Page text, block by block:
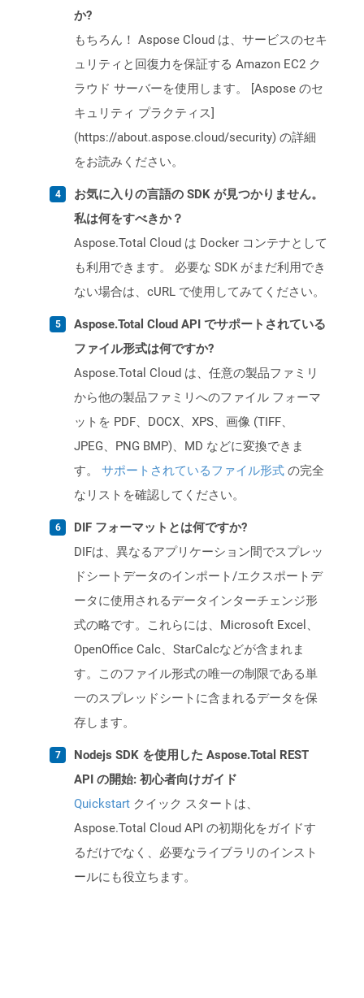
か?
もちろん！ Aspose Cloud は、サービスのセキ
ュリティと回復力を保証する Amazon EC2 ク
ラウド サーバーを使用します。 [Aspose のセ
キュリティ プラクティス]
(https://about.aspose.cloud/security) の詳細
をお読みください。
お気に入りの言語の SDK が見つかりません。
私は何をすべきか？
Aspose.Total Cloud は Docker コンテナとして
も利用できます。 必要な SDK がまだ利用でき
ない場合は、cURL で使用してみてください。
Aspose.Total Cloud API でサポートされている
ファイル形式は何ですか?
Aspose.Total Cloud は、任意の製品ファミリ
から他の製品ファミリへのファイル フォーマ
ットを PDF、DOCX、XPS、画像 (TIFF、
JPEG、PNG BMP)、MD などに変換できま
す。 サポートされているファイル形式 の完全
なリストを確認してください。
DIF フォーマットとは何ですか?
DIFは、異なるアプリケーション間でスプレッ
ドシートデータのインポート/エクスポートデ
ータに使用されるデータインターチェンジ形
式の略です。これらには、Microsoft Excel、
OpenOffice Calc、StarCalcなどが含まれま
す。このファイル形式の唯一の制限である単
一のスプレッドシートに含まれるデータを保
存します。
Nodejs SDK を使用した Aspose.Total REST
API の開始: 初心者向けガイド
Quickstart クイック スタートは、
Aspose.Total Cloud API の初期化をガイドす
るだけでなく、必要なライブラリのインスト
ールにも役立ちます。